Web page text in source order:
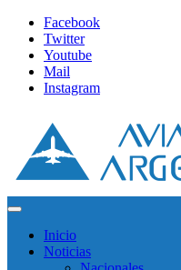
Facebook
Twitter
Youtube
Mail
Instagram
Inicio
Noticias